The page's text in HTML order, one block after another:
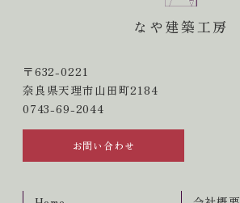
なや建築工房
〒632-0221
奈良県天理市山田町2184
0743-69-2044
お問い合わせ